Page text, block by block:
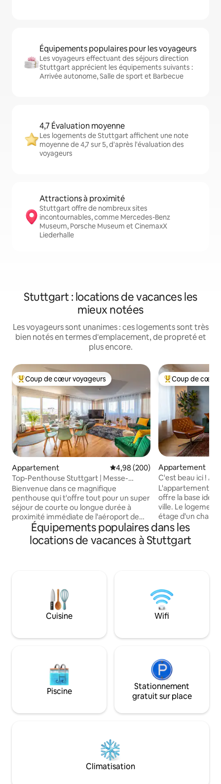
Équipements populaires pour les voyageurs
Les voyageurs effectuant des séjours direction
Stuttgart apprécient les équipements suivants :
Arrivée autonome, Salle de sport et Barbecue
4,7 Évaluation moyenne
Les logements de Stuttgart affichent une note
moyenne de 4,7 sur 5, d'après l'évaluation des
voyageurs
Attractions à proximité
Stuttgart offre de nombreux sites
incontournables, comme Mercedes-Benz
Museum, Porsche Museum et CinemaxX
Liederhalle
Stuttgart : locations de vacances les
mieux notées
Les voyageurs sont unanimes : ces logements sont très
bien notés en termes d'emplacement, de propreté et
plus encore.
Coups de cœur voyageurs les plus appréciés
Coup de cœur voyageurs
Appartement Évaluation moyenne sur la
4,98 (200)
Top-Penthouse Stuttgart | Messe-
Airport | Terrasse
Bienvenue dans ce magnifique
penthouse qui t'offre tout pour un super
séjour de courte ou longue durée à
proximité immédiate de l'aéroport de
Stuttgart et de la foire : → 4 lits doubles
king-size → 2 salles de bain → 3 chambres
pouvant accueillir jusqu'à 8 personnes →
Équipement de fitness et tennis de table
→ Café NESPRESSO → Kitchenette →
Lave-linge/sèche-linge Places de
parking→ gratuites → À 2 minutes à pied
Coups de cœur
Coup de cœur
Appartement
C'est beau ici ! Appartement 2 pièces 70
m² sur la
L'appartement
offre la base
ville. Le logement est situé au troisième
étage d'un
dispose de deux
cuisine
belle salle de bains. Les points forts
plaque
vaisselle et plus encore.
jusqu'à quatre
Équipements populaires dans les
locations de vacances à Stuttgart
Cuisine Wifi
Piscine
Stationnement
gratuit sur place
Climatisation